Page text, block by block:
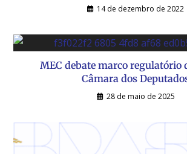
14 de dezembro de 2022
MEC debate marco regulatório
Câmara dos
28 de maio de 2025